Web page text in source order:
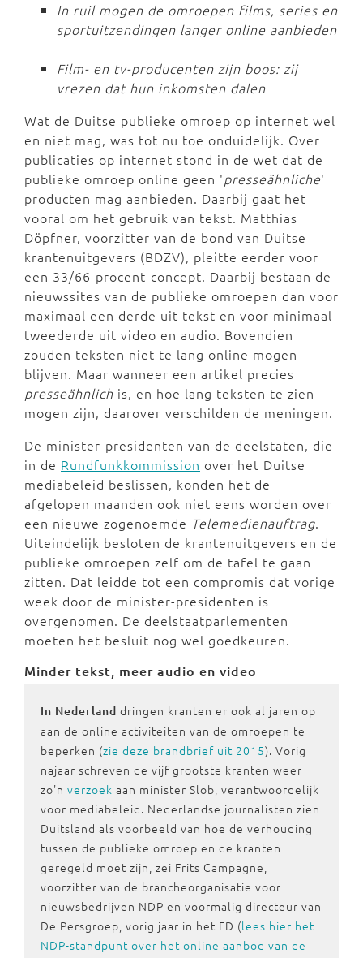
In ruil mogen de omroepen films, series en
sportuitzendingen langer online aanbieden
Film- en tv-producenten zijn boos: zij
vrezen dat hun inkomsten dalen
Wat de Duitse publieke omroep op internet wel
en niet mag, was tot nu toe onduidelijk. Over
publicaties op internet stond in de wet dat de
publieke omroep online geen 'presseähnliche'
producten mag aanbieden. Daarbij gaat het
vooral om het gebruik van tekst. Matthias
Döpfner, voorzitter van de bond van Duitse
krantenuitgevers (BDZV), pleitte eerder voor
een 33/66-procent-concept. Daarbij bestaan de
nieuwssites van de publieke omroepen dan voor
maximaal een derde uit tekst en voor minimaal
tweederde uit video en audio. Bovendien
zouden teksten niet te lang online mogen
blijven. Maar wanneer een artikel precies
presseähnlich is, en hoe lang teksten te zien
mogen zijn, daarover verschilden de meningen.
De minister-presidenten van de deelstaten, die
in de Rundfunkkommission over het Duitse
mediabeleid beslissen, konden het de
afgelopen maanden ook niet eens worden over
een nieuwe zogenoemde Telemedienauftrag.
Uiteindelijk besloten de krantenuitgevers en de
publieke omroepen zelf om de tafel te gaan
zitten. Dat leidde tot een compromis dat vorige
week door de minister-presidenten is
overgenomen. De deelstaatparlementen
moeten het besluit nog wel goedkeuren.
Minder tekst, meer audio en video
In Nederland dringen kranten er ook al jaren op
aan de online activiteiten van de omroepen te
beperken (zie deze brandbrief uit 2015). Vorig
najaar schreven de vijf grootste kranten weer
zo'n verzoek aan minister Slob, verantwoordelijk
voor mediabeleid. Nederlandse journalisten zien
Duitsland als voorbeeld van hoe de verhouding
tussen de publieke omroep en de kranten
geregeld moet zijn, zei Frits Campagne,
voorzitter van de brancheorganisatie voor
nieuwsbedrijven NDP en voormalig directeur van
De Persgroep, vorig jaar in het FD (lees hier het
NDP-standpunt over het online aanbod van de